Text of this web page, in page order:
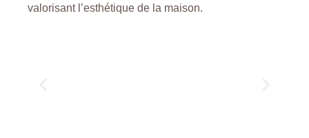
valorisant l’esthétique de la maison.